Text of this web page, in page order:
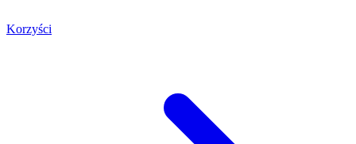
Korzyści